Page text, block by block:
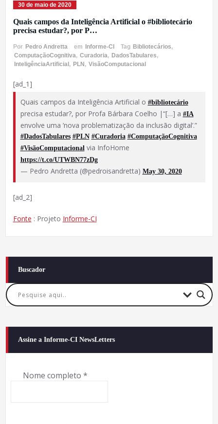
30 de maio de 2020
Quais campos da Inteligência Artificial o #bibliotecário
precisa estudar?, por P…
Por Pedro Andretta em Informe-CI Tag Bibliotecários,
ComputaçãoCognitiva, Curadoria, DadosTabulares,
InteligênciaArtificial , PLN , VisãoComputacional
[ad_1]
Quais campos da Inteligência Artificial o #bibliotecário
precisa estudar?, por Profa Bárbara Coelho |“[…] a #IA
envolve uma ’nova problematização da inclusão digital’.”
#DadosTabulares #PLN #Curadoria #ComputaçãoCognitiva
#VisãoComputacionalvia InfoHome
https://t.co/UTWBN77zDg
— Pedro Andretta (@pedroisandretta) May 30, 2020
[ad_2]
Fonte : Projeto Informe-CI
Buscador
Assine a Informe-CI NewsLetters
Nome completo *